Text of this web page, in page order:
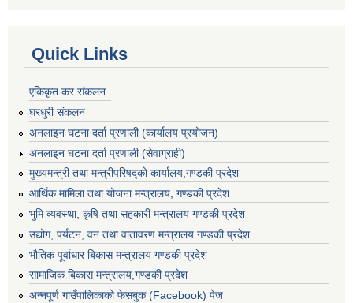
Quick Links
एकिकृत कर संकलन
घरधुरी संकलन
अनलाइन घटना दर्ता प्रणाली (कार्यालय प्रयोजन)
अनलाइन घटना दर्ता प्रणाली (सेवाग्राही)
मुख्यमन्त्री तथा मन्त्रीपरिषद्को कार्यालय,गण्डकी प्रदेश
आर्थिक मामिला तथा योजना मन्त्रालय, गण्डकी प्रदेश
भुमि व्यवस्था, कृषि तथा सहकारी मन्त्रालय गण्डकी प्रदेश
उद्योग, पर्यटन, वन तथा वातावरण मन्त्रालय गण्डकी प्रदेश
भौतिक पूर्वाधार बिकास मन्त्रालय गण्डकी प्रदेश
सामाजिक बिकास मन्त्रालय,गण्डकी प्रदेश
अन्नपूर्ण गाउँपालिकाको फेसबुक (Facebook) पेज